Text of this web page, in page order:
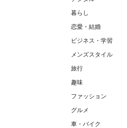
暮らし
恋愛・結婚
ビジネス・学習
メンズスタイル
旅行
趣味
ファッション
グルメ
車・バイク